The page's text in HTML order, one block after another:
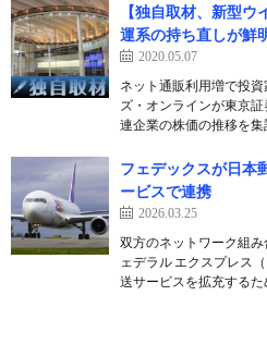
【独自取材、新型
運系の持ち直しが鮮
2020.05.07
ネット通販利用増で投
ズ・オンラインが東京
連企業の株価の推移を
フェデックスが日本
ービスで連携
2026.03.25
双方のネットワーク組
ェデラル エクスプレス
送サービスを拡充する